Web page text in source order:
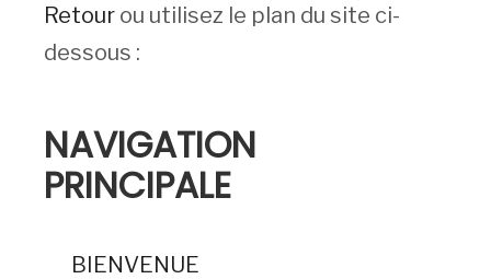
Retour ou utilisez le plan du site ci-
dessous :
NAVIGATION
PRINCIPALE
BIENVENUE